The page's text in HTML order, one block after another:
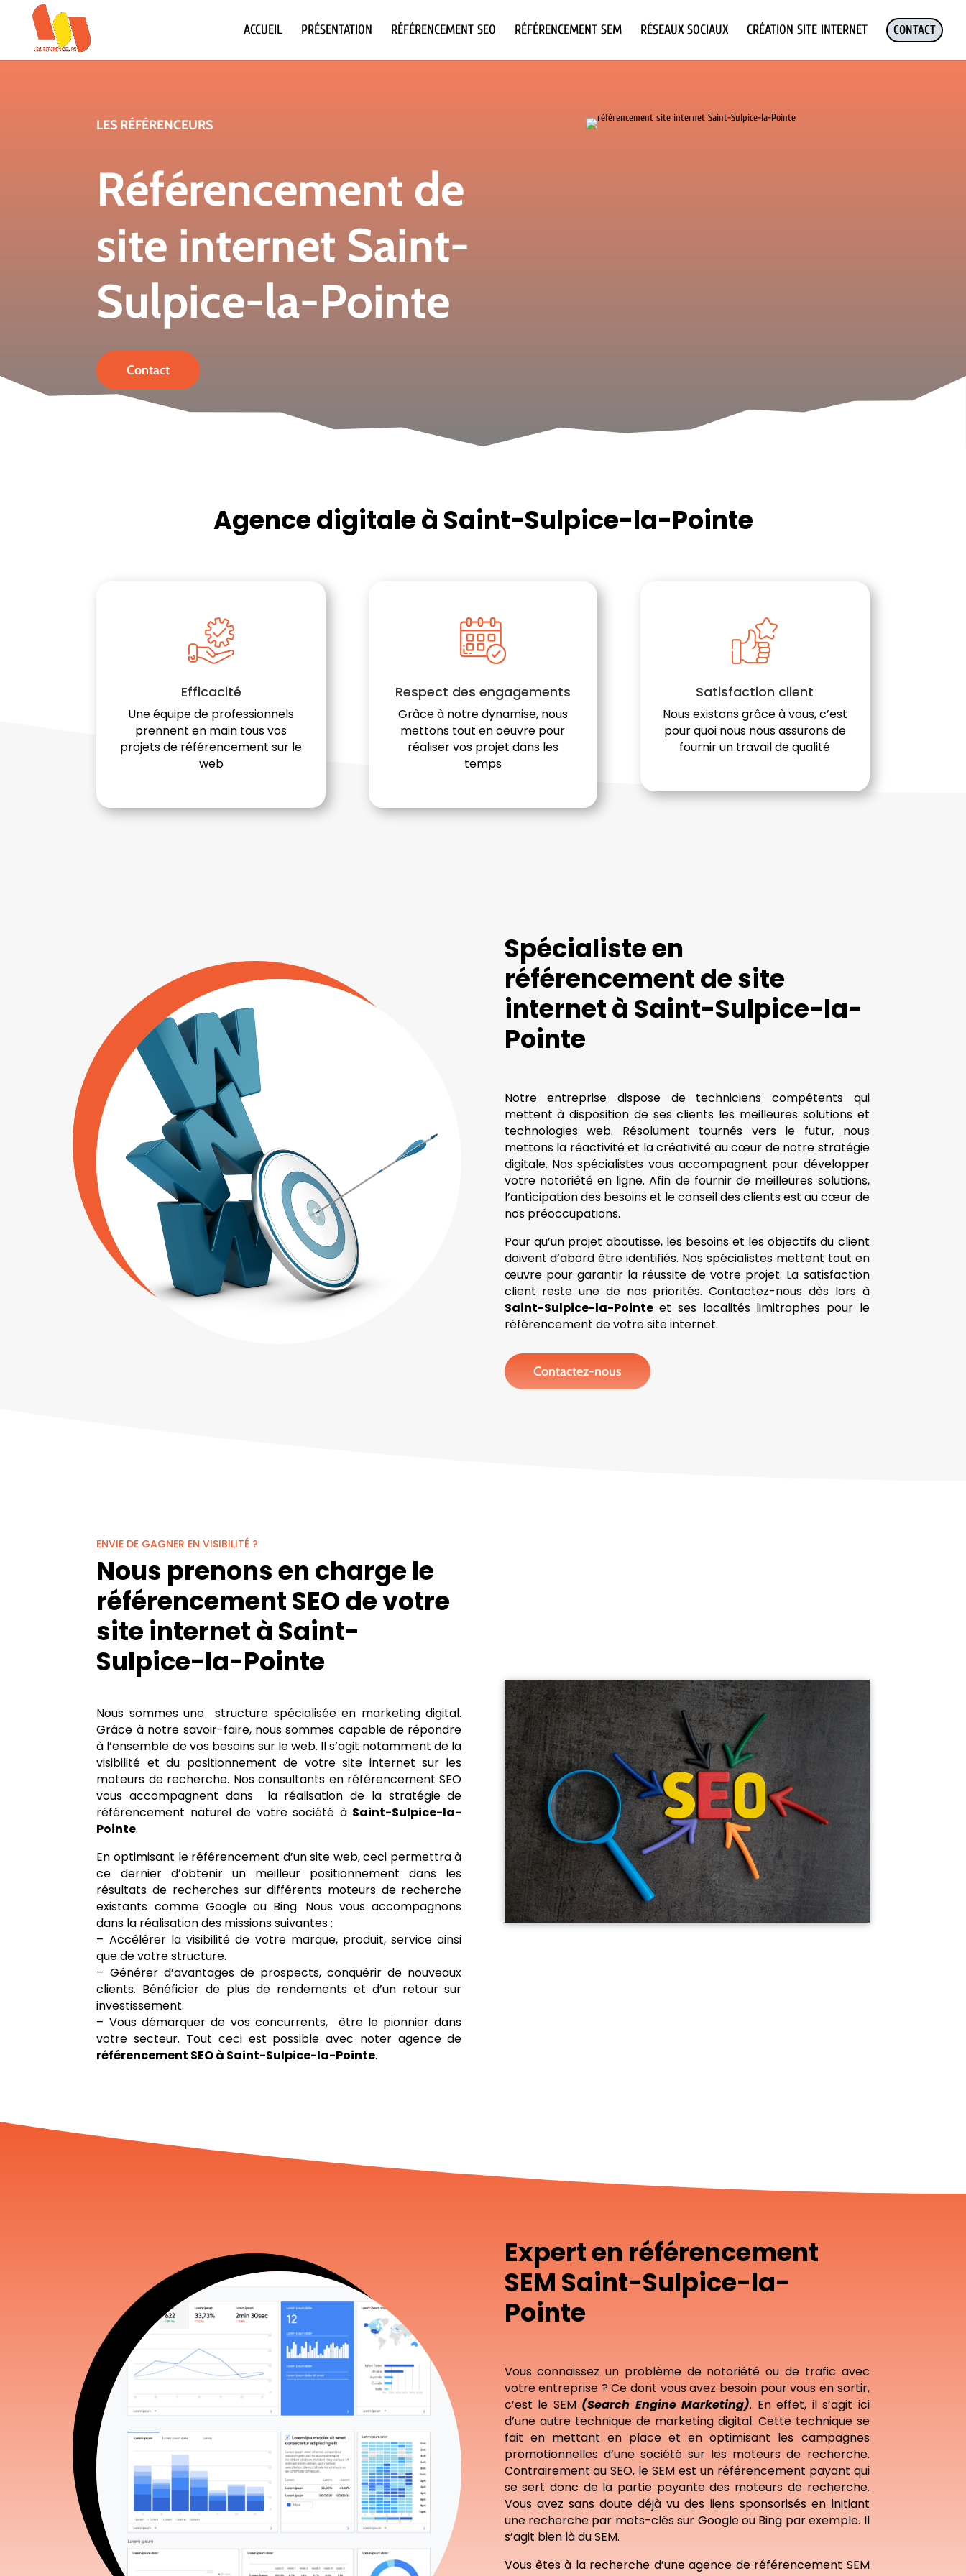
ACCUEIL PRÉSENTATION RÉFÉRENCEMENT SEO RÉFÉRENCEMENT SEM RÉSEAUX SOCIAUX CRÉATION SITE INTERNET CONTACT
LES RÉFÉRENCEURS
Référencement de
site internet Saint-
Sulpice-la-Pointe
Contact
Agence digitale à Saint-Sulpice-la-Pointe
Efficacité
Une équipe de professionnels
prennent en main tous vos
projets de référencement sur le
web
Respect des engagements
Grâce à notre dynamise, nous
mettons tout en oeuvre pour
réaliser vos projet dans les
temps
Satisfaction client
Nous existons grâce à vous, c’est
pour quoi nous nous assurons de
fournir un travail de qualité
Spécialiste en
référencement de site
internet à Saint-Sulpice-la-
Pointe
Notre entreprise dispose de techniciens compétents qui
mettent à disposition de ses clients les meilleures solutions et
technologies web. Résolument tournés vers le futur, nous
mettons la réactivité et la créativité au cœur de notre stratégie
digitale. Nos spécialistes vous accompagnent pour développer
votre notoriété en ligne. Afin de fournir de meilleures solutions,
l’anticipation des besoins et le conseil des clients est au cœur de
nos préoccupations.
Pour qu’un projet aboutisse, les besoins et les objectifs du client
doivent d’abord être identifiés. Nos spécialistes mettent tout en
œuvre pour garantir la réussite de votre projet. La satisfaction
client reste une de nos priorités. Contactez-nous dès lors à
Saint-Sulpice-la-Pointeet ses localités limitrophes pour le
référencement de votre site internet.
Contactez-nous
ENVIE DE GAGNER EN VISIBILITÉ ?
Nous prenons en charge le
référencement SEO de votre
site internet à Saint-
Sulpice-la-Pointe
Nous sommes une structure spécialisée en marketing digital.
Grâce à notre savoir-faire, nous sommes capable de répondre
à l’ensemble de vos besoins sur le web. Il s’agit notamment de la
visibilité et du positionnement de votre site internet sur les
moteurs de recherche. Nos consultants en référencement SEO
vous accompagnent dans la réalisation de la stratégie de
référencement naturel de votre société à Saint-Sulpice-la-
Pointe.
En optimisant le référencement d’un site web, ceci permettra à
ce dernier d’obtenir un meilleur positionnement dans les
résultats de recherches sur différents moteurs de recherche
existants comme Google ou Bing. Nous vous accompagnons
dans la réalisation des missions suivantes :
– Accélérer la visibilité de votre marque, produit, service ainsi
que de votre structure.
– Générer d’avantages de prospects, conquérir de nouveaux
clients. Bénéficier de plus de rendements et d’un retour sur
investissement.
– Vous démarquer de vos concurrents, être le pionnier dans
votre secteur. Tout ceci est possible avec noter agence de
référencement SEO à Saint-Sulpice-la-Pointe.
Expert en référencement
SEM Saint-Sulpice-la-
Pointe
Vous connaissez un problème de notoriété ou de trafic avec
votre entreprise ? Ce dont vous avez besoin pour vous en sortir,
c’est le SEM (Search Engine Marketing). En effet, il s’agit ici
d’une autre technique de marketing digital. Cette technique se
fait en mettant en place et en optimisant les campagnes
promotionnelles d’une société sur les moteurs de recherche.
Contrairement au SEO, le SEM est un référencement payant qui
se sert donc de la partie payante des moteurs de recherche.
Vous avez sans doute déjà vu des liens sponsorisés en initiant
une recherche par mots-clés sur Google ou Bing par exemple. Il
s’agit bien là du SEM.
Vous êtes à la recherche d’une agence de référencement SEM